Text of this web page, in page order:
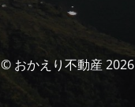
© おかえり不動産 2026